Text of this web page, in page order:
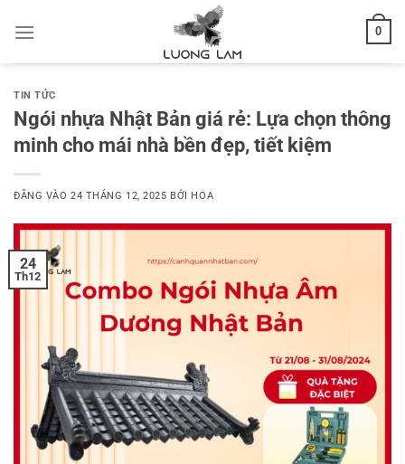
qua
0
TIN TỨC
Ngói nhựa Nhật Bản giá rẻ: Lựa chọn thông
minh cho mái nhà bền đẹp, tiết kiệm
ĐĂNG VÀO24 THÁNG 12, 2025 BỞI HOA
24
Th12